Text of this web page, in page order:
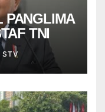
PANGLIMA
TNI
STV